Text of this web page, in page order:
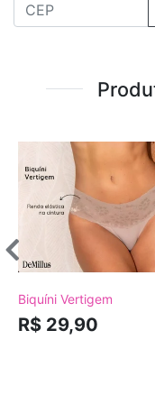
Biquíni Vertigem
R$ 29,90